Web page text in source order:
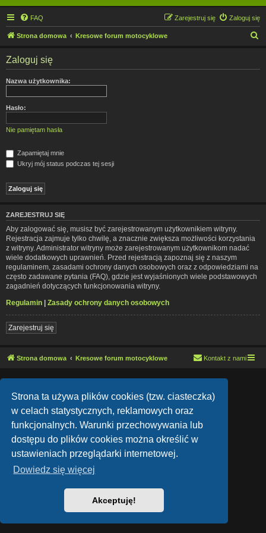
Strona ta używa plików cookies (tzw. ciasteczka)
w celach statystycznych, reklamowych oraz
funkcjonalnych. Warunki przechowywania lub
dostępu do plików cookies można określić w
ustawieniach przeglądarki internetowej.
Dowiedz się więcej
Akceptuję!
FAQ Zaloguj się
Zarejestruj się
Strona domowa Kresowe forum motocyklowe
Zaloguj się
Nazwa użytkownika:
Hasło:
Nie pamiętam hasła
Zapamiętaj mnie
Ukryj mój status podczas tej sesji
ZAREJESTRUJ SIĘ
Aby zalogować się, musisz być zarejestrowanym użytkownikiem witryny.
Rejestracja zajmuje tylko chwilę, a znacznie zwiększa możliwości korzystania
z witryny. Administrator witryny może zarejestrowanym użytkownikom nadać
wiele dodatkowych uprawnień. Przed rejestracją zapoznaj się z naszym
regulaminem, zasadami ochrony danych osobowych oraz z odpowiedziami na
często zadawane pytania (FAQ), gdzie jest wyjaśnionych wiele podstawowych
zagadnień dotyczących funkcjonowania witryny.
Regulamin | Zasady ochrony danych osobowych
Zarejestruj się
Strona domowa Kresowe forum motocyklowe Kontakt z nami
Style Version: 1.1.9
Polski pakiet językowy dostarczaphpBB.pl
Zasady ochrony danych osobowych|Regulamin